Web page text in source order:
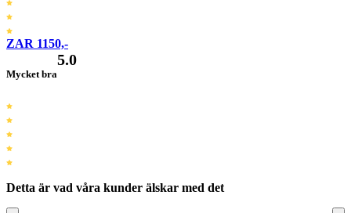
ZAR 1150,-
Mycket bra
5.0
Detta är vad våra kunder älskar med det